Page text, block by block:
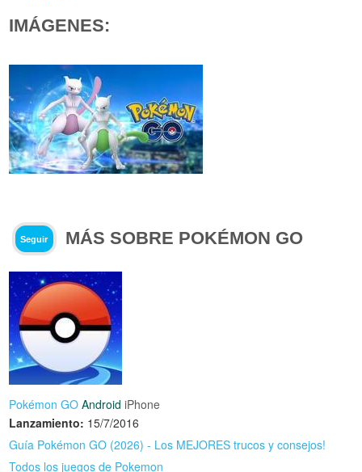
IMÁGENES:
Seguir MÁS SOBRE POKÉMON GO
Pokémon GO Android iPhone
Lanzamiento: 15/7/2016
Guía Pokémon GO (2026) - Los MEJORES trucos y consejos!
Todos los juegos de Pokemon